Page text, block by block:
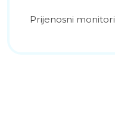
Prijenosni monitori